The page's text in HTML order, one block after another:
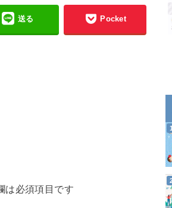
送る Pocket
は必須項目です